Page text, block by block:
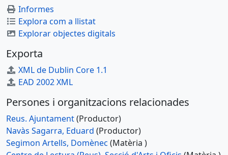
Informes
Explora com a llistat
Explorar objectes digitals
Exporta
XML de Dublin Core 1.1
EAD 2002 XML
Persones i organitzacions relacionades
Reus. Ajuntament(Productor)
Navàs Sagarra, Eduard (Productor)
Segimon Artells, Domènec (Matèria )